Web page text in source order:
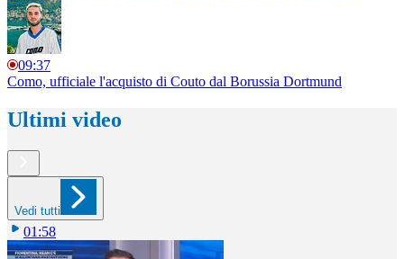
09:37
Como, ufficiale l'acquisto di Couto dal Borussia Dortmund
Ultimi video
Vedi tutti
01:58